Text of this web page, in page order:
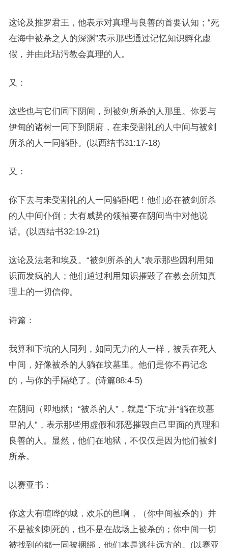
这论及推罗君王，他表示对真理与良善的首要认知；“死
在海中被杀之人的深渊”表示那些通过记忆知识孵化虚
假，并由此玷污教会真理的人。
又：
这些也与它们同下阴间，到被剑所杀的人那里。你要与
伊甸的诸树一同下到阴府，在未受割礼的人中间与被剑
所杀的人一同躺卧。(以西结书31:17-18)
又：
你下去与未受割礼的人一同躺卧吧！他们必在被剑所杀
的人中间仆倒；大有威势的领袖要在阴间当中对他说
话。(以西结书32:19-21)
这论及法老和埃及。“被剑所杀的人”表示那些因利用知
识而发疯的人；他们通过利用知识摧毁了在教会所知真
理上的一切信仰。
诗篇：
我算和下坑的人同列，如同无力的人一样，被丢在死人
中间，好像被杀的人躺在坟墓里。他们是你不再记念
的，与你的手隔绝了。(诗篇88:4-5)
在阴间（即地狱）“被杀的人”，就是“下坑”并“躺在坟墓
里的人”，表示那些用虚假和邪恶摧毁自己里面的真理和
良善的人。显然，他们在地狱，不仅仅是因为他们被剑
所杀。
以赛亚书：
你这大有喧哗的城，欢乐的邑啊，（你中间被杀的）并
不是被剑刺死的，也不是在战场上被杀的；你中间一切
被找到的都一同被捆绑，他们本是逃往远方的。(以赛亚